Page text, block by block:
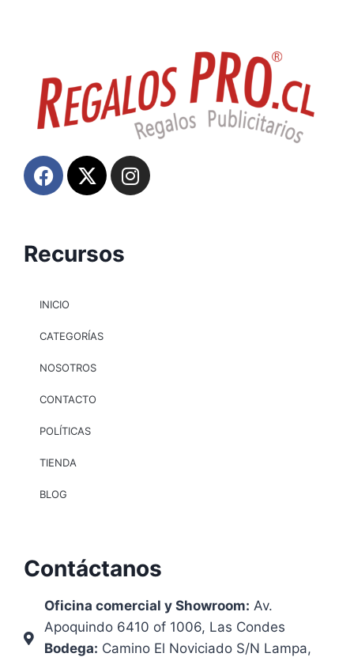
Contáctanos
Oficina comercial y Showroom: Av.
Apoquindo 6410 of 1006, Las Condes
Bodega: Camino El Noviciado S/N Lampa,
Recursos
INICIO
CATEGORÍAS
NOSOTROS
CONTACTO
POLÍTICAS
TIENDA
BLOG